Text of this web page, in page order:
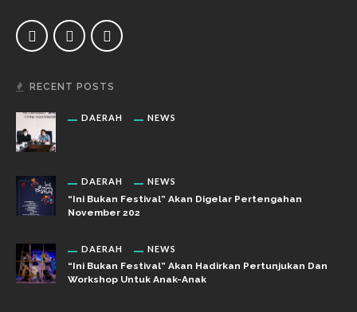
RECENT POSTS
DAERAH NEWS
DAERAH NEWS
“Ini Bukan Festival” Akan Digelar Pertengahan
November 202
DAERAH NEWS
“Ini Bukan Festival” Akan Hadirkan Pertunjukan Dan
Workshop Untuk Anak-Anak